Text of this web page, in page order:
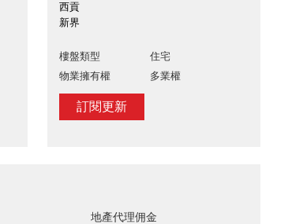
西貢
新界
樓盤類型
住宅
物業擁有權
多業權
訂閱更新
地產代理佣金